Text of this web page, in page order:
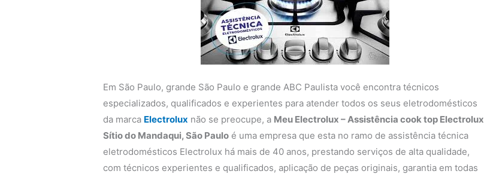
Em São Paulo, grande São Paulo e grande ABC Paulista você encontra técnicos
especializados, qualificados e experientes para atender todos os seus eletrodomésticos
da marca Electrolux não se preocupe, a Meu Electrolux – Assistência cook top Electrolux
Sítio do Mandaqui, São Paulo é uma empresa que esta no ramo de assistência técnica
eletrodomésticos Electrolux há mais de 40 anos, prestando serviços de alta qualidade,
com técnicos experientes e qualificados, aplicação de peças originais, garantia em todas